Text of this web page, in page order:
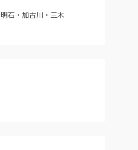
明石・加古川・三木